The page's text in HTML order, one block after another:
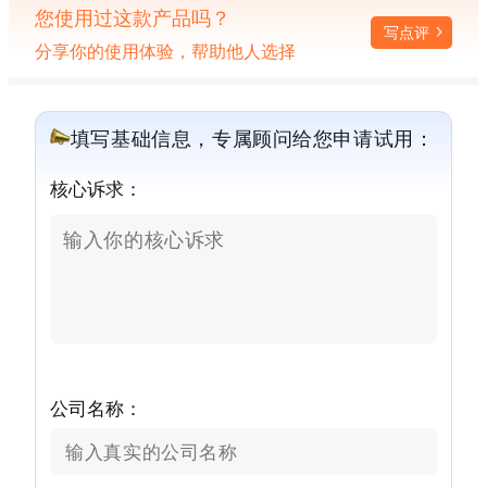
您使用过这款产品吗？
分享你的使用体验，帮助他人选择
写点评
填写基础信息，专属顾问给您申请试用：
核心诉求：
公司名称：